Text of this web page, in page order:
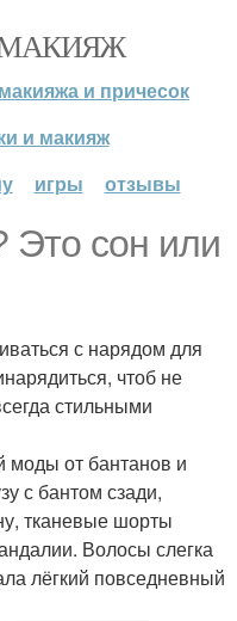
и причесок
и макияж
игры отзывы
Это сон или
с нарядом для
чтоб не
стильными
моды от бантанов и
с бантом сзади,
тканевые шорты
Волосы слегка
лёгкий повседневный